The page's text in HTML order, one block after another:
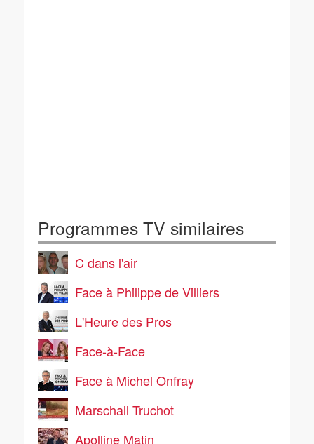
Programmes TV similaires
C dans l'air
Face à Philippe de Villiers
L'Heure des Pros
Face-à-Face
Face à Michel Onfray
Marschall Truchot
Apolline Matin